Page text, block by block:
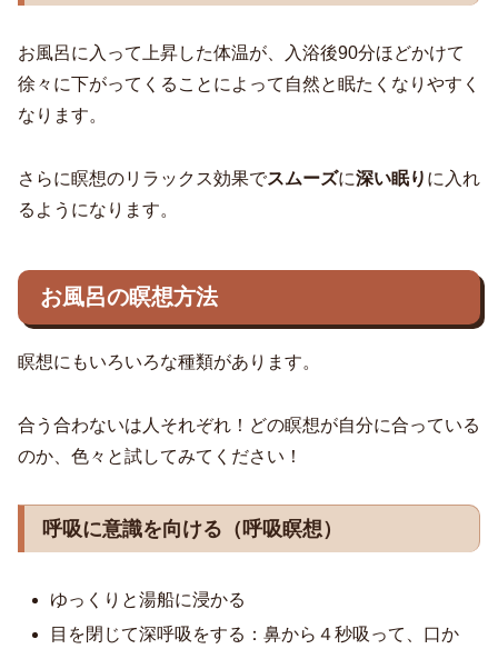
お風呂に入って上昇した体温が、入浴後90分ほどかけて
徐々に下がってくることによって自然と眠たくなりやすく
なります。
さらに瞑想のリラックス効果でスムーズに深い眠り に入れ
るようになります。
お風呂の瞑想方法
瞑想にもいろいろな種類があります。
合う合わないは人それぞれ！どの瞑想が自分に合っている
のか、色々と試してみてください！
呼吸に意識を向ける（呼吸瞑想）
ゆっくりと湯船に浸かる
目を閉じて深呼吸をする：鼻から４秒吸って、口か